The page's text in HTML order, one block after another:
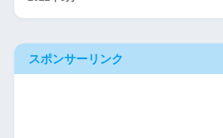
スポンサーリンク